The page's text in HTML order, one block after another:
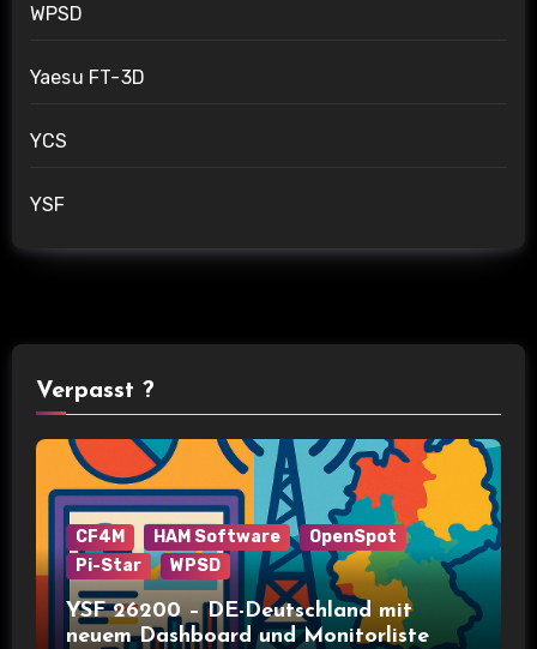
WPSD
Yaesu FT-3D
YCS
YSF
Verpasst ?
CF4M HAM Software
OpenSpot
Pi-Star
WPSD
YSF 26200 – DE-Deutschland mit
neuem Dashboard und Monitorliste